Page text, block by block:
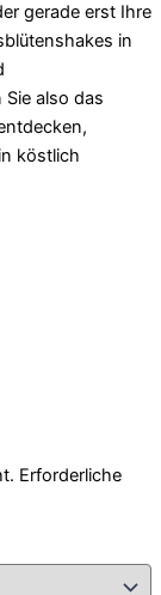
gerade erst Ihre
in
also das
köstlich
Erforderliche